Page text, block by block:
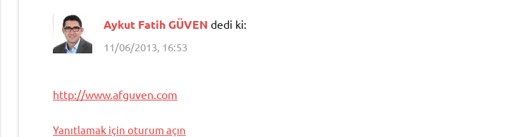
Aykut Fatih GÜVEN dedi ki:
11/06/2013, 16:53
http://www.afguven.com
Yanıtlamak için oturum açın